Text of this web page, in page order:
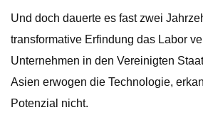
Und doch dauerte es fast zwei
transformative Erfindung das Labor
Unternehmen in den Vereinigten
Asien erwogen die Technologie,
Potenzial nicht.